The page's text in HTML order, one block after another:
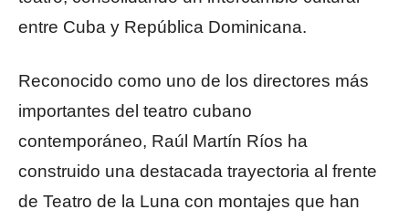
entre Cuba y República Dominicana.
Reconocido como uno de los directores más
importantes del teatro cubano
contemporáneo, Raúl Martín Ríos ha
construido una destacada trayectoria al frente
de Teatro de la Luna con montajes que han